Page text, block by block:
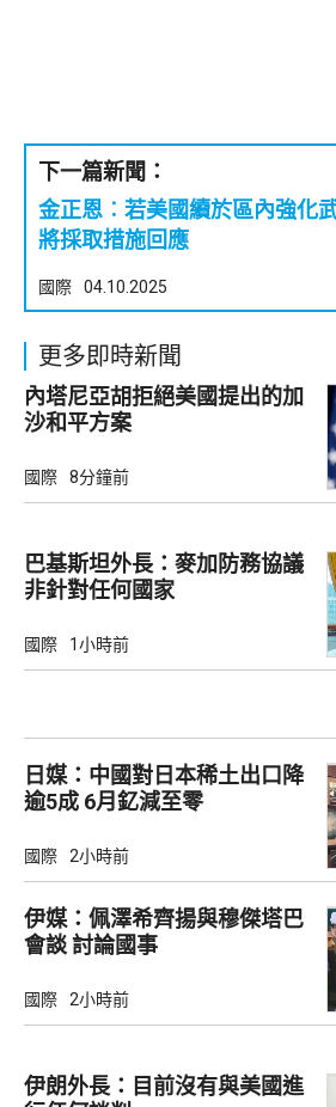
下一篇新聞：
金正恩︰若美國續於區內強化
將採取措施回應
國際 04.10.2025
更多即時新聞
內塔尼亞胡拒絕美國提出的加
沙和平方案
國際 8分鐘前
巴基斯坦外長：麥加防務協議
非針對任何國家
國際 1小時前
日媒：中國對日本稀土出口降
逾5成 6月釔減至零
國際 2小時前
伊媒：佩澤希齊揚與穆傑塔巴
會談 討論國事
國際 2小時前
伊朗外長：目前沒有與美國進